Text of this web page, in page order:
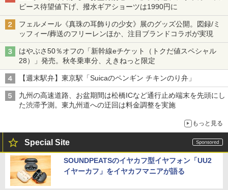
ピース待望値下げ、撥水ギアショーツは1990円に
フェルメール《真珠の耳飾りの少女》展のグッズ公開。図録/ミ
ッフィー/葬送のフリーレンほか、注目ブランドコラボが実現
はやぶさ50％オフの「新幹線eチケット（トクだ値スペシャル
28）」発売。秋冬乗車分、えきねっと限定
【週末駅弁】東京駅「Suicaのペンギン チキンのり弁」
九州の高速道路、お盆期間は松橋ICなど通行止め端末を先頭にし
た渋滞予測。東九州道への迂回は料金調整を実施
もっと見る
Special Site
SOUNDPEATSのイヤカフ型イヤフォン「UU2
イヤーカフ」をイヤカフマニアが語る